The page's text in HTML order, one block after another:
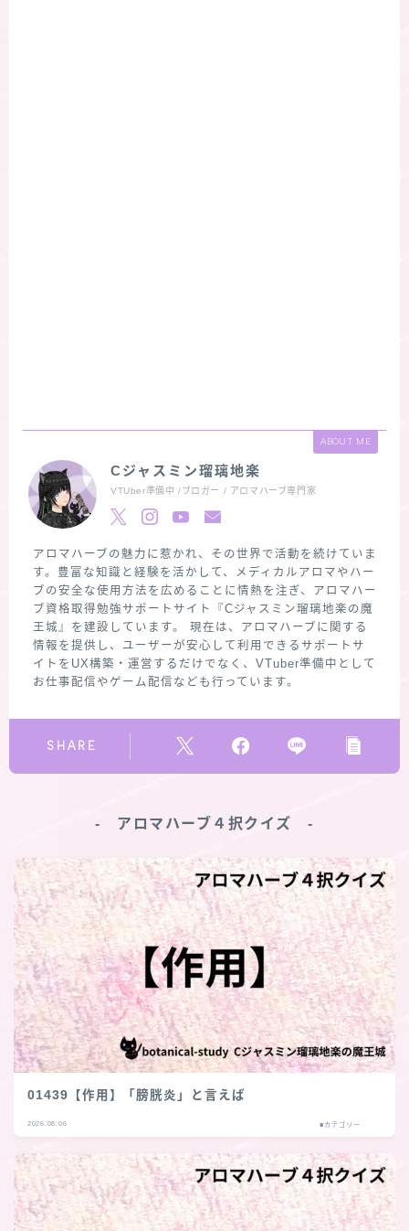
ABOUT ME
Cジャスミン瑠璃地楽
VTUber準備中 /ブロガー / アロマハーブ専門家
アロマハーブの魅力に惹かれ、その世界で活動を続けていま
す。豊富な知識と経験を活かして、メディカルアロマやハー
ブの安全な使用方法を広めることに情熱を注ぎ、アロマハー
ブ資格取得勉強サポートサイト『Cジャスミン瑠璃地楽の魔
王城』を建設しています。 現在は、アロマハーブに関する
情報を提供し、ユーザーが安心して利用できるサポートサ
イトをUX構築・運営するだけでなく、VTuber準備中として
お仕事配信やゲーム配信なども行っています。
SHARE
‐ アロマハーブ４択クイズ ‐
01439【作用】「膀胱炎」と言えば
2026.08.06 ■カテゴリー